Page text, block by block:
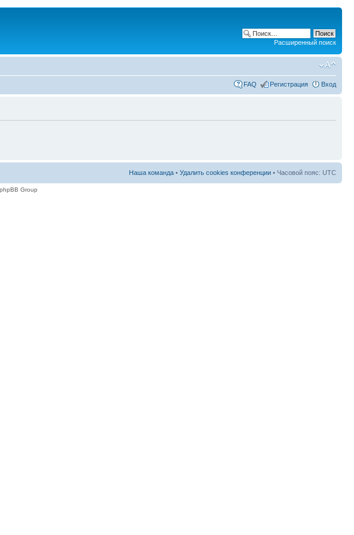
Расширенный поиск
FAQ Регистрация Вход
Наша команда • Удалить cookies конференции • Часовой пояс: UTC
Group